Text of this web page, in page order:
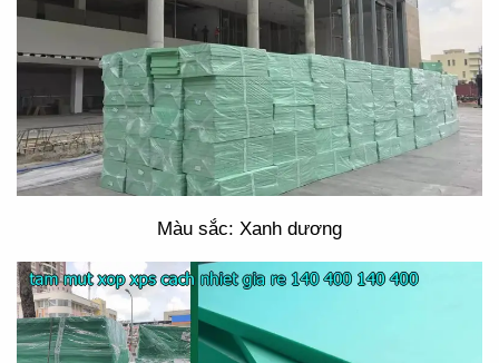
Màu sắc: Xanh dương